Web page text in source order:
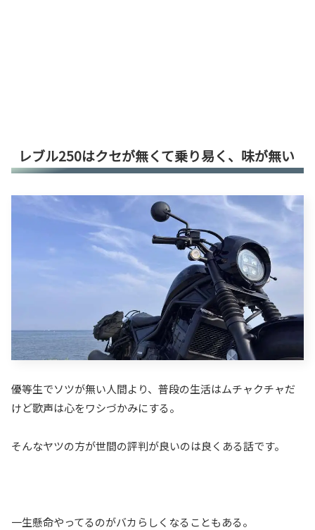
レブル250はクセが無くて乗り易く、味が無い
優等生でソツが無い人間より、普段の生活はムチャクチャだ
けど歌声は心をワシづかみにする。
そんなヤツの方が世間の評判が良いのは良くある話です。
一生懸命やってるのがバカらしくなることもある。